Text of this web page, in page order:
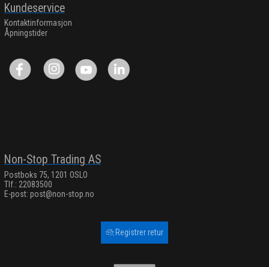
Kundeservice
Kontaktinformasjon
Åpningstider
Non-Stop Trading AS
Postboks 75, 1201 OSLO
Tlf.: 22083500
E-post: post@non-stop.no
Registrer retur